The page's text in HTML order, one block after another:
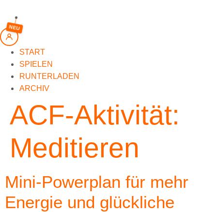
NEU
START
SPIELEN
RUNTERLADEN
ARCHIV
ACF-Aktivität:
Meditieren
Mini-Powerplan für mehr
Energie und glückliche